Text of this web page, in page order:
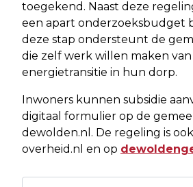
toegekend. Naast deze
een apart onderzoeksbudget
deze stap ondersteunt de
die zelf werk willen maken
energietransitie in hun dorp.
Inwoners kunnen subsidie
digitaal formulier op de
dewolden.nl. De regeling is
overheid.nl en op